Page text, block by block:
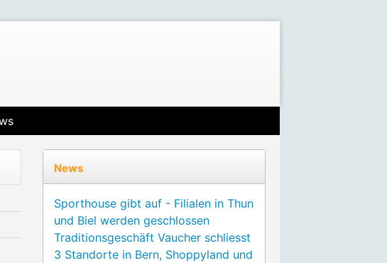
News
Sporthouse gibt auf - Filialen in Thun
und Biel werden geschlossen
Traditionsgeschäft Vaucher schliesst
3 Standorte in Bern, Shoppyland und